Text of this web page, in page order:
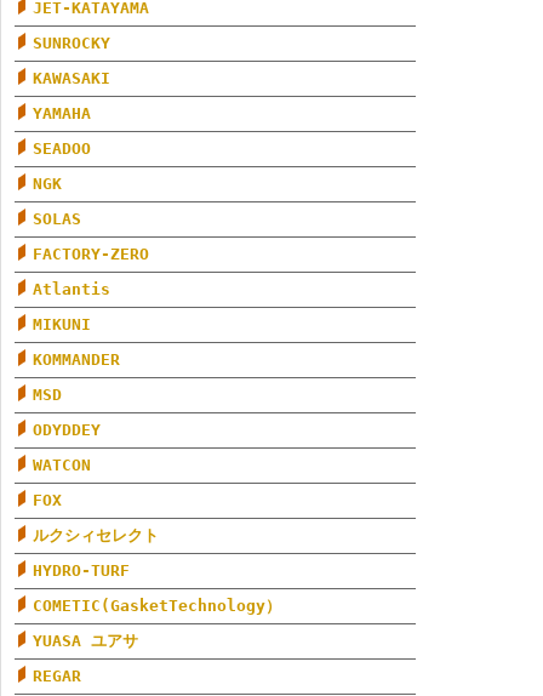
JET-KATAYAMA
SUNROCKY
KAWASAKI
YAMAHA
SEADOO
NGK
SOLAS
FACTORY-ZERO
Atlantis
MIKUNI
KOMMANDER
MSD
ODYDDEY
WATCON
FOX
ルクシィセレクト
HYDRO-TURF
COMETIC(GasketTechnology）
YUASA ユアサ
REGAR